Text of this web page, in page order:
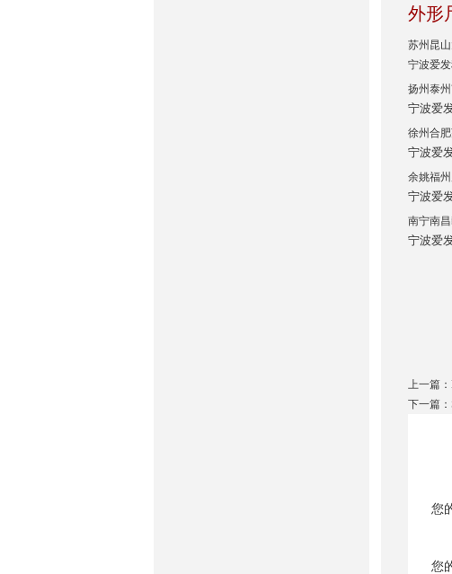
外形
苏州昆
宁波爱
扬州泰
宁波爱
徐州合
宁波爱
余姚福
宁波爱
南宁南
宁波爱
上一篇：
下一篇：
您
您